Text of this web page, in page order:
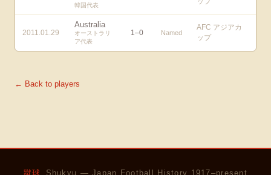
韓国代表
2011.01.29
Australia
オーストラリ
ア代表
1–0 Named
AFC アジアカ
ップ
← Back to players
蹴球 Shukyu — Japan Football History 1917–present